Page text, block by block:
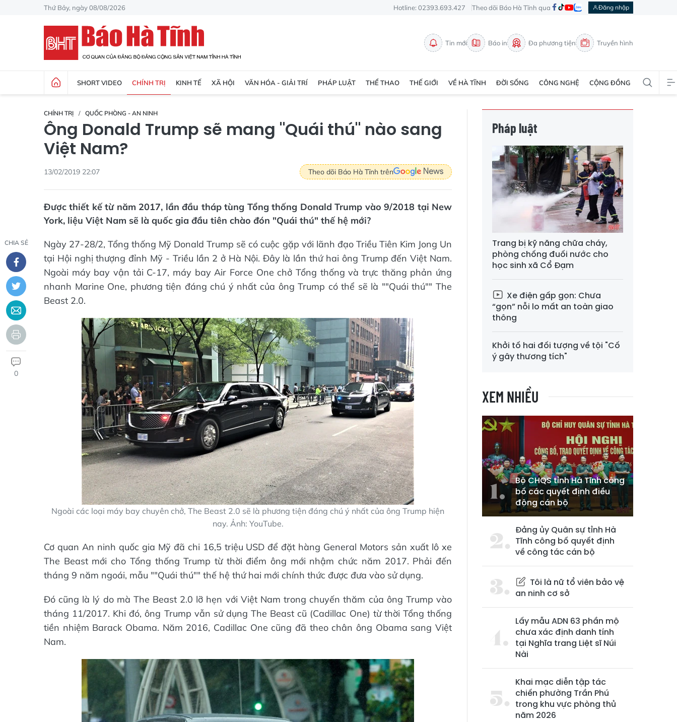
Thứ Bảy, ngày 08/08/2026 Hotline: 02393.693.427 Theo dõi Báo Hà Tĩnh qua Đăng nhập
Tin mới Báo in Đa phương tiện Truyền hình
SHORT VIDEO CHÍNH TRỊ KINH TẾ XÃ HỘI VĂN HÓA - GIẢI TRÍ PHÁP LUẬT THỂ THAO THẾ GIỚI VỀ HÀ TĨNH ĐỜI SỐNG CÔNG NGHỆ CỘNG ĐỒNG
CHÍNH TRỊ QUỐC PHÒNG - AN NINH
Ông Donald Trump sẽ mang "Quái thú" nào sang
Việt Nam?
13/02/2019 22:07 Theo dõi Báo Hà Tĩnh trên
Được thiết kế từ năm 2017, lần đầu tháp tùng Tổng thống Donald Trump vào 9/2018 tại New
York, liệu Việt Nam sẽ là quốc gia đầu tiên chào đón "Quái thú" thế hệ mới?
CHIA SẺ
0
Ngày 27-28/2, Tổng thống Mỹ Donald Trump sẽ có cuộc gặp với lãnh đạo Triều Tiên Kim Jong Un
tại Hội nghị thượng đỉnh Mỹ - Triều lần 2 ở Hà Nội. Đây là lần thứ hai ông Trump đến Việt Nam.
Ngoài máy bay vận tải C-17, máy bay Air Force One chở Tổng thống và trực thăng phản ứng
nhanh Marine One, phương tiện đáng chú ý nhất của ông Trump có thể sẽ là ""Quái thú"" The
Beast 2.0.
Ngoài các loại máy bay chuyên chở, The Beast 2.0 sẽ là phương tiện đáng chú ý nhất của ông Trump hiện
nay. Ảnh: YouTube.
Cơ quan An ninh quốc gia Mỹ đã chi 16,5 triệu USD để đặt hàng General Motors sản xuất lô xe
The Beast mới cho Tổng thống Trump từ thời điểm ông mới nhậm chức năm 2017. Phải đến
tháng 9 năm ngoái, mẫu ""Quái thú"" thế hệ thứ hai mới chính thức được đưa vào sử dụng.
Đó cũng là lý do mà The Beast 2.0 lỡ hẹn với Việt Nam trong chuyến thăm của ông Trump vào
tháng 11/2017. Khi đó, ông Trump vẫn sử dụng The Beast cũ (Cadillac One) từ thời Tổng thống
tiền nhiệm Barack Obama. Năm 2016, Cadillac One cũng đã theo chân ông Obama sang Việt
Nam.
Pháp luật
Trang bị kỹ năng chữa cháy,
phòng chống đuối nước cho
học sinh xã Cổ Đạm
Xe điện gấp gọn: Chưa
“gọn” nỗi lo mất an toàn giao
thông
Khởi tố hai đối tượng về tội "Cố
ý gây thương tích"
XEM NHIỀU
Bộ CHQS tỉnh Hà Tĩnh công
bố các quyết định điều
động cán bộ
Đảng ủy Quân sự tỉnh Hà
Tĩnh công bố quyết định
về công tác cán bộ
Tôi là nữ tổ viên bảo vệ
an ninh cơ sở
Lấy mẫu ADN 63 phần mộ
chưa xác định danh tính
tại Nghĩa trang Liệt sĩ Núi
Nài
Khai mạc diễn tập tác
chiến phường Trần Phú
trong khu vực phòng thủ
năm 2026